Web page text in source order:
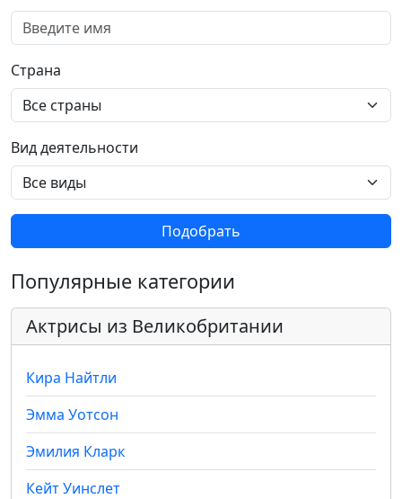
Страна
Вид деятельности
Подобрать
Популярные категории
Актрисы из Великобритании
Кира Найтли
Эмма Уотсон
Эмилия Кларк
Кейт Уинслет